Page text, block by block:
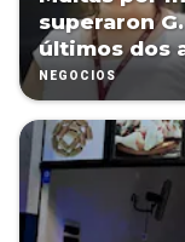
superaron
últimos dos
NEGOCIOS